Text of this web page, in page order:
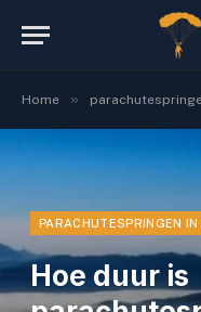
Home »
PARACHUTESPRINGEN
Hoe duur is